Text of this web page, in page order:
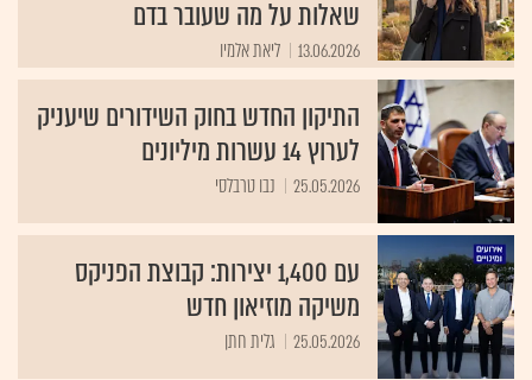
שאלות על מה שעובר בדם
13.06.2026 ליאת אלמיו
התיקון החדש בחוק השידורים שיעניק
לערוץ 14 עשרות מיליונים
25.05.2026 נבו טרבלסי
עם 1,400 יצירות: קבוצת הפניקס
משיקה מוזיאון חדש
25.05.2026 גלית חתן